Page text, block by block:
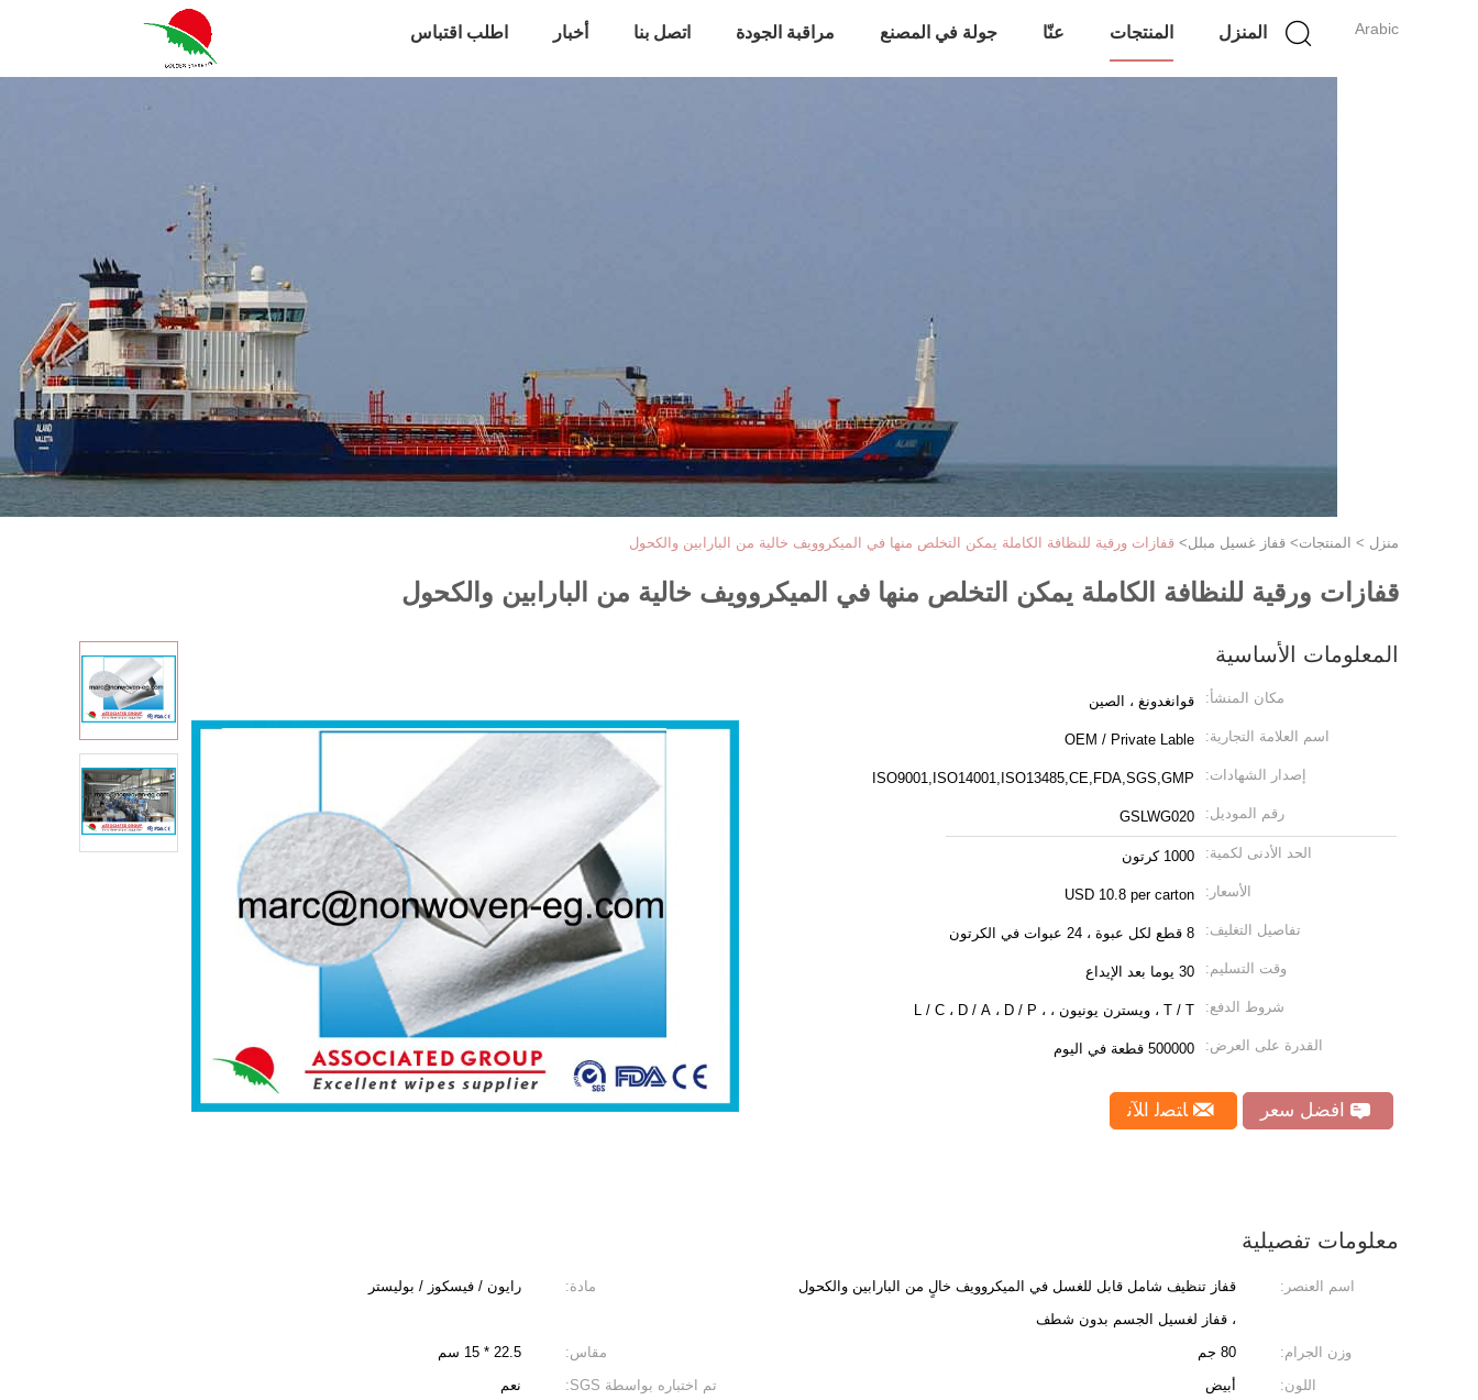
Arabic المنزل المنتجات عنّا جولة في المصنع مراقبة الجودة اتصل بنا أخبار اطلب اقتباس
منزل > المنتجات> قفاز غسيل مبلل> قفازات ورقية للنظافة الكاملة يمكن التخلص منها في الميكروويف خالية من البارابين والكحول
قفازات ورقية للنظافة الكاملة يمكن التخلص منها في الميكروويف خالية من البارابين والكحول
المعلومات الأساسية
مكان المنشأ: قوانغدونغ ، الصين
اسم العلامة التجارية: OEM / Private Lable
إصدار الشهادات: ISO9001,ISO14001,ISO13485,CE,FDA,SGS,GMP
رقم الموديل: GSLWG020
الحد الأدنى لكمية: 1000 كرتون
الأسعار: USD 10.8 per carton
تفاصيل التغليف: 8 قطع لكل عبوة ، 24 عبوات في الكرتون
وقت التسليم: 30 يوما بعد الإيداع
شروط الدفع: T / T ، ويسترن يونيون ، ، L / C ، D / A ، D / P
القدرة على العرض: 500000 قطعة في اليوم
افضل سعر ﺎﺘﺼﻟ ﺍﻶﻧ
معلومات تفصيلية
اسم العنصر:
قفاز تنظيف شامل قابل للغسل في الميكروويف خالٍ من البارابين والكحول
، قفاز لغسيل الجسم بدون شطف
مادة: رايون / فيسكوز / بوليستر
وزن الجرام: 80 جم مقاس:
22.5 * 15 سم
اللون:
أبيض تم اختباره بواسطة SGS:
نعم